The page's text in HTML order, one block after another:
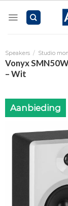
Speakers / Studio
Vonyx
– Wit
Aanbieding